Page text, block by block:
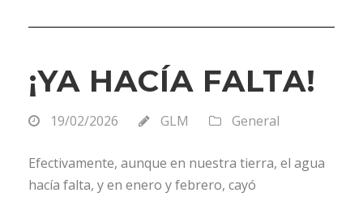
¡YA HACÍA FALTA!
19/02/2026 GLM General
Efectivamente, aunque en nuestra tierra, el agua
hacía falta, y en enero y febrero, cayó